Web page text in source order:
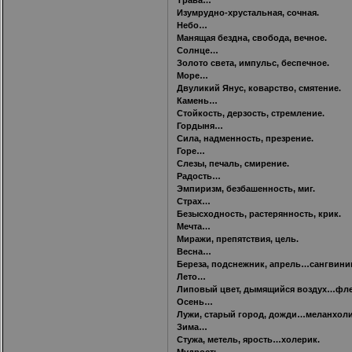
Изумрудно-хрустальная, сочная.
Небо…
Манящая бездна, свобода, вечное.
Солнце…
Золото света, импульс, беспечное.
Море…
Двуликий Янус, коварство, смятение.
Камень…
Стойкость, дерзость, стремление.
Гордыня…
Сила, надменность, презрение.
Горе…
Слезы, печаль, смирение.
Радость…
Эмпиризм, безбашенность, миг.
Страх…
Безысходность, растерянность, крик.
Мечта…
Миражи, препятствия, цель.
Весна…
Береза, подснежник,
Лето…
Липовый цвет, дымящийся
Осень…
Лужи, старый город,
Зима…
Стужа, метель, ярость…холерик.